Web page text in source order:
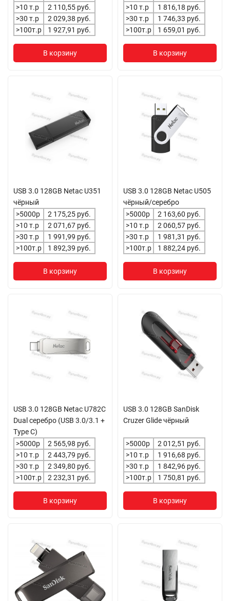
>10 т.р
2 110,55 руб.
>30 т.р
2 029,38 руб.
>100т.р
1 927,91 руб.
В корзину
>10 т.р
1 816,18 руб.
>30 т.р
1 746,33 руб.
>100т.р
1 659,01 руб.
В корзину
USB 3.0 128GB Netac U351
чёрный
>5000р
2 175,25 руб.
>10 т.р
2 071,67 руб.
>30 т.р
1 991,99 руб.
>100т.р
1 892,39 руб.
В корзину
USB 3.0 128GB Netac U505
чёрный/серебро
>5000р
2 163,60 руб.
>10 т.р
2 060,57 руб.
>30 т.р
1 981,31 руб.
>100т.р
1 882,24 руб.
В корзину
USB 3.0 128GB Netac U782C
Dual серебро (USB 3.0/3.1 +
Type C)
>5000р
2 565,98 руб.
>10 т.р
2 443,79 руб.
>30 т.р
2 349,80 руб.
>100т.р
2 232,31 руб.
В корзину
USB 3.0 128GB SanDisk
Cruzer Glide чёрный
>5000р
2 012,51 руб.
>10 т.р
1 916,68 руб.
>30 т.р
1 842,96 руб.
>100т.р
1 750,81 руб.
В корзину